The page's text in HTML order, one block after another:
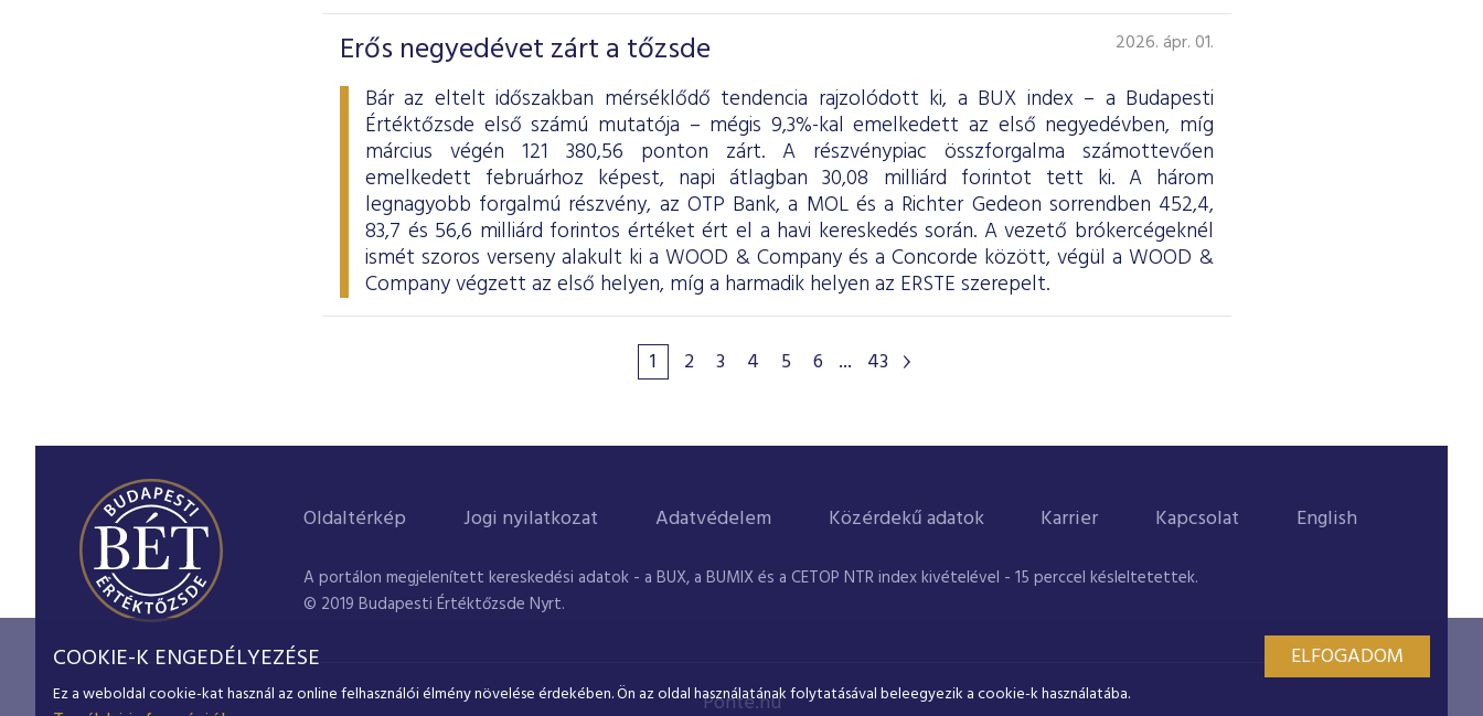
Erős negyedévet zárt a tőzsde 2026. ápr. 01.
Bár az eltelt időszakban mérséklődő tendencia rajzolódott ki, a BUX index – a Budapesti
Értéktőzsde első számú mutatója – mégis 9,3%-kal emelkedett az első negyedévben, míg
március végén 121 380,56 ponton zárt. A részvénypiac összforgalma számottevően
emelkedett februárhoz képest, napi átlagban 30,08 milliárd forintot tett ki. A három
legnagyobb forgalmú részvény, az OTP Bank, a MOL és a Richter Gedeon sorrendben 452,4,
83,7 és 56,6 milliárd forintos értéket ért el a havi kereskedés során. A vezető brókercégeknél
ismét szoros verseny alakult ki a WOOD & Company és a Concorde között, végül a WOOD &
Company végzett az első helyen, míg a harmadik helyen az ERSTE szerepelt.
1 2 3 4 5 6 ... 43
Oldaltérkép Jogi nyilatkozat Adatvédelem Közérdekű adatok Karrier Kapcsolat English
A portálon megjelenített kereskedési adatok - a BUX, a BUMIX és a CETOP NTR index kivételével - 15 perccel késleltetettek.
© 2019 Budapesti Értéktőzsde Nyrt.
Ponte.hu
COOKIE-K ENGEDÉLYEZÉSE
Ez a weboldal cookie-kat használ az online felhasználói élmény növelése érdekében. Ön az oldal használatának folytatásával beleegyezik a cookie-k használatába.
ELFOGADOM